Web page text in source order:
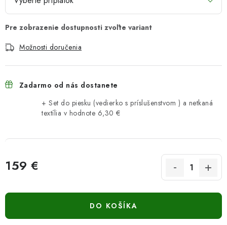
Možnosti doručenia
Zadarmo od nás dostanete
+ Set do piesku (vedierko s príslušenstvom ) a netkaná
textília v hodnote 6,30 €
159 €
DO KOŠÍKA